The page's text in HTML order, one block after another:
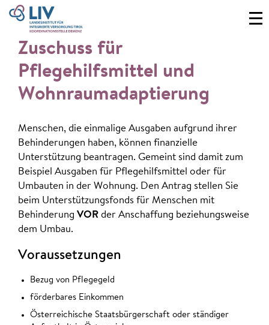
Zuschuss für
Pflegehilfsmittel und
Wohnraumadaptierung
Menschen, die einmalige Ausgaben aufgrund ihrer
Behinderungen haben, können finanzielle
Unterstützung beantragen. Gemeint sind damit zum
Beispiel Ausgaben für Pflegehilfsmittel oder für
Umbauten in der Wohnung. Den Antrag stellen Sie
beim Unterstützungsfonds für Menschen mit
Behinderung VOR der Anschaffung beziehungsweise
dem Umbau.
Voraussetzungen
Bezug von Pflegegeld
förderbares Einkommen
Österreichische Staatsbürgerschaft oder ständiger